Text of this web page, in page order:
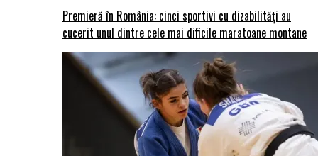
Premieră în România: cinci sportivi cu dizabilități au
cucerit unul dintre cele mai dificile maratoane montane